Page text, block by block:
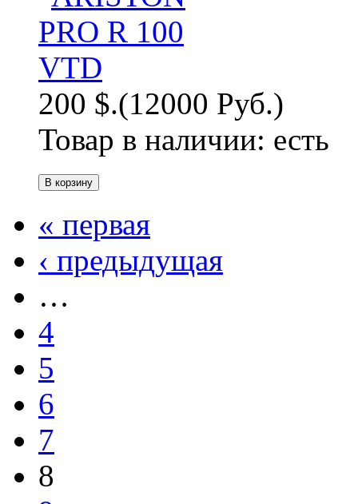
200 $.(12000 Руб.)
Товар в наличии: есть
« первая
‹ предыдущая
…
4
5
6
7
8